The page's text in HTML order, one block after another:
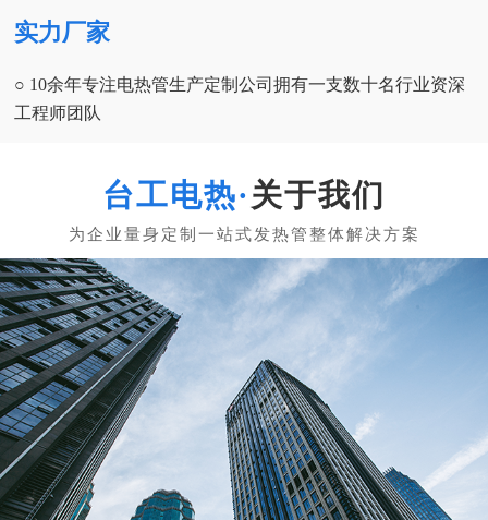
实力厂家
○ 10余年专注电热管生产定制公司拥有一支数十名行业资深
工程师团队
关于我们